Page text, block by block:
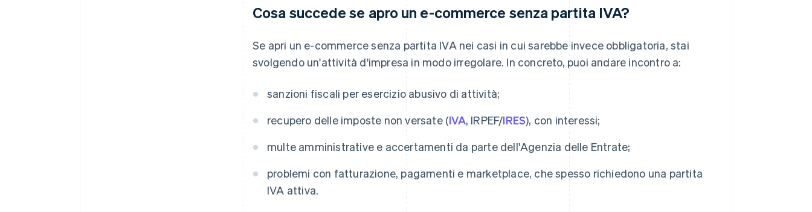
Cosa succede se apro un e-commerce senza partita IVA?
Se apri un e-commerce senza partita IVA nei casi in cui sarebbe invece obbligatoria, stai
svolgendo un'attività d'impresa in modo irregolare. In concreto, puoi andare incontro a:
sanzioni fiscali per esercizio abusivo di attività;
recupero delle imposte non versate (IVA, IRPEF/IRES), con interessi;
multe amministrative e accertamenti da parte dell'Agenzia delle Entrate;
problemi con fatturazione, pagamenti e marketplace, che spesso richiedono una partita
IVA attiva.